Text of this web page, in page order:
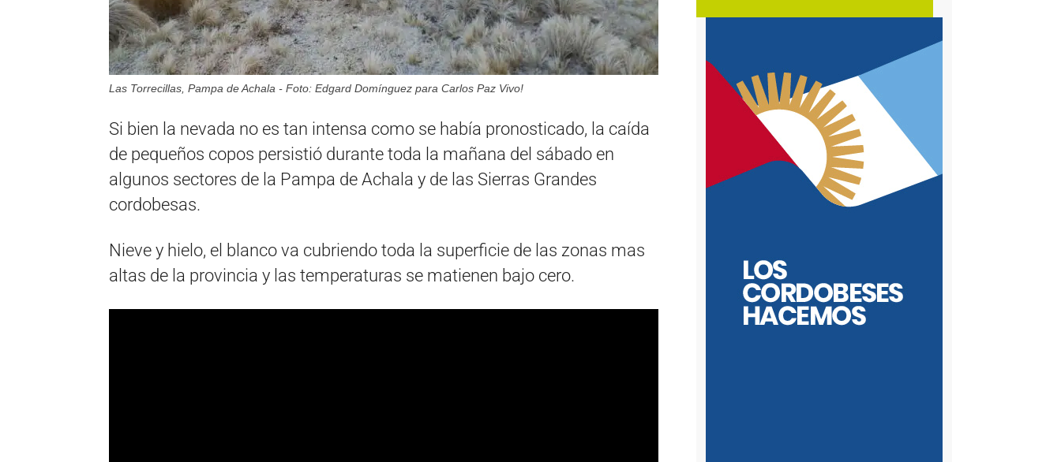
Las Torrecillas, Pampa de Achala - Foto: Edgard Domínguez para Carlos Paz Vivo!
Si bien la nevada no es tan intensa como se había pronosticado, la caída
de pequeños copos persistió durante toda la mañana del sábado en
algunos sectores de la Pampa de Achala y de las Sierras Grandes
cordobesas.
Nieve y hielo, el blanco va cubriendo toda la superficie de las zonas mas
altas de la provincia y las temperaturas se matienen bajo cero.